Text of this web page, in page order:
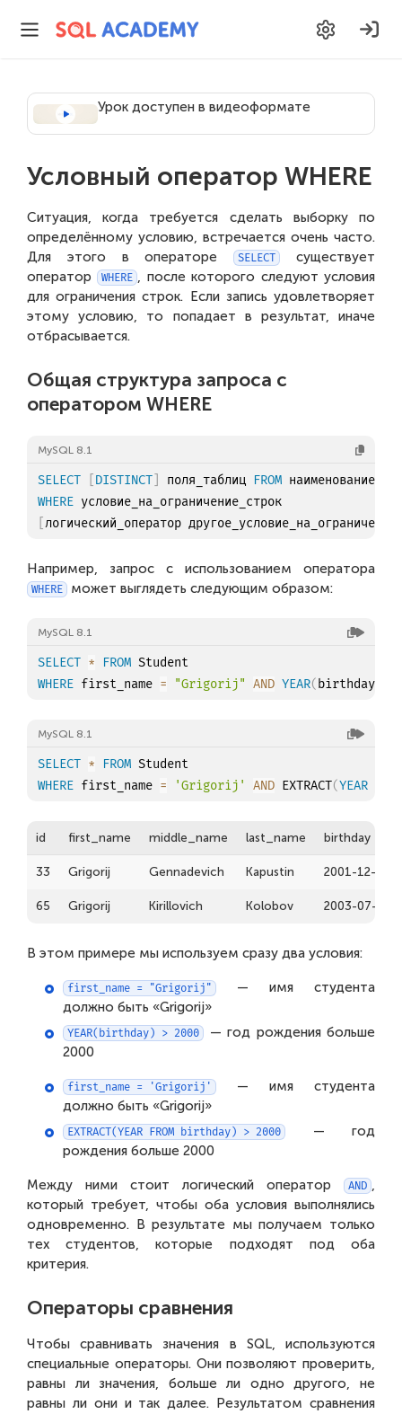
Урок доступен в видеоформате
Условный оператор WHERE
Ситуация, когда требуется сделать выборку по
определённому условию, встречается очень часто.
Для этого в операторе SELECT
существует
оператор WHERE , после которого следуют условия
для ограничения строк. Если запись удовлетворяет
этому условию, то попадает в результат, иначе
отбрасывается.
Общая структура запроса с
оператором WHERE
MySQL 8.1
SELECT DISTINCT поля_таблиц FROM
WHERE
логический_оператор
Например, запрос с использованием оператора
WHERE может выглядеть следующим образом:
MySQL 8.1
SELECT * FROM
WHERE first_name = "Grigorij" AND YEAR( birthday
MySQL 8.1
SELECT * FROM
WHERE first_name = 'Grigorij' AND EXTRACT(YEAR
id first_name middle_name last_name birthday
33 Grigorij Gennadevich Kapustin 2001-12-
65 Grigorij Kirillovich Kolobov 2003-07-
В этом примере мы используем сразу два условия:
first_name = "Grigorij"
— имя студента
должно быть «Grigorij»
YEAR(birthday) > 2000
— год рождения больше
2000
first_name = 'Grigorij'
— имя студента
должно быть «Grigorij»
EXTRACT(YEAR FROM birthday) > 2000
— год
рождения больше 2000
Между ними стоит логический оператор AND ,
который требует, чтобы оба условия выполнялись
одновременно. В результате мы получаем только
тех студентов, которые подходят под оба
критерия.
Операторы сравнения
Чтобы сравнивать значения в SQL, используются
специальные операторы. Они позволяют проверить,
равны ли значения, больше ли одно другого, не
равны ли они и так далее. Результатом сравнения